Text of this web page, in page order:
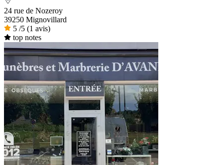
24 rue de Nozeroy
39250 Mignovillard
5 /5 (1 avis)
top notes